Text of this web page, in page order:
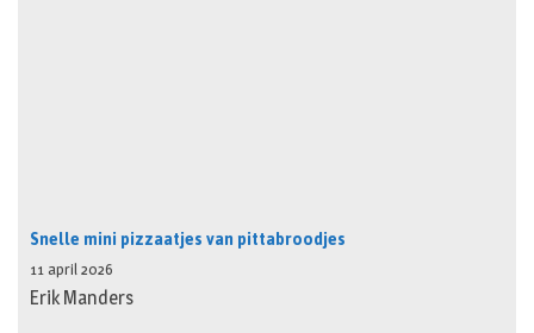
Snelle mini pizzaatjes van pittabroodjes
11 april 2026
Erik Manders